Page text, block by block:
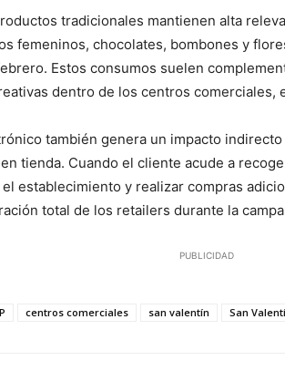
tradicionales mantienen alta
femeninos, chocolates, bombones y
Estos consumos suelen
dentro de los centros comerciales,
también genera un impacto
tienda. Cuando el cliente acude a
establecimiento y realizar compras
total de los retailers durante la
PUBLICIDAD
centros comerciales san valentín San